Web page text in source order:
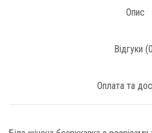
Опис
Відгуки (0
Оплата та